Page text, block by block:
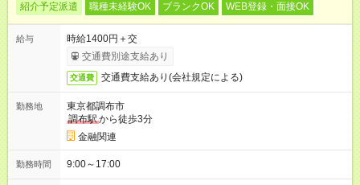
紹介予定派遣 職種未経験OK ブランクOK WEB登録・面接OK
給与
時給1400円＋交
交通費別途支給あり
交通費 交通費支給あり(会社規定による)
勤務地
東京都調布市
調布駅から徒歩3分
金融関連
勤務時間 9:00～17:00